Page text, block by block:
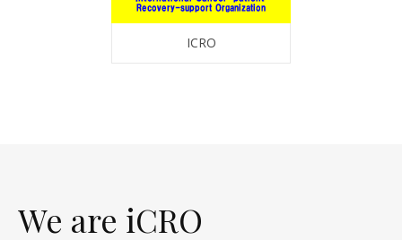
ICRO
We are iCRO